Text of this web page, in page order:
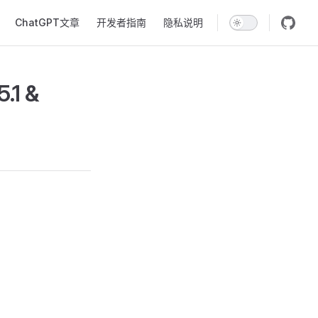
ChatGPT文章 开发者指南 隐私说明
&